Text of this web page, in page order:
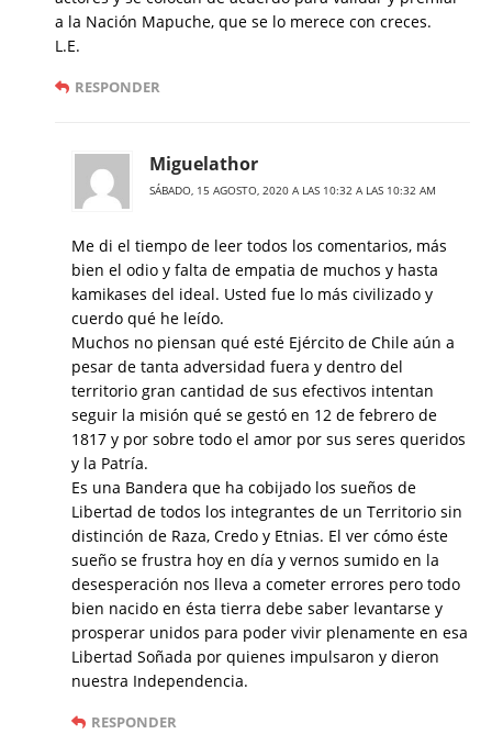
a la Nación Mapuche, que se lo merece con creces.
L.E.
RESPONDER
Miguelathor
SÁBADO, 15 AGOSTO, 2020 A LAS 10:32 A LAS 10:32 AM
Me di el tiempo de leer todos los comentarios, más
bien el odio y falta de empatia de muchos y hasta
kamikases del ideal. Usted fue lo más civilizado y
cuerdo qué he leído.
Muchos no piensan qué esté Ejército de Chile aún a
pesar de tanta adversidad fuera y dentro del
territorio gran cantidad de sus efectivos intentan
seguir la misión qué se gestó en 12 de febrero de
1817 y por sobre todo el amor por sus seres queridos
y la Patría.
Es una Bandera que ha cobijado los sueños de
Libertad de todos los integrantes de un Territorio sin
distinción de Raza, Credo y Etnias. El ver cómo éste
sueño se frustra hoy en día y vernos sumido en la
desesperación nos lleva a cometer errores pero todo
bien nacido en ésta tierra debe saber levantarse y
prosperar unidos para poder vivir plenamente en esa
Libertad Soñada por quienes impulsaron y dieron
nuestra Independencia.
RESPONDER